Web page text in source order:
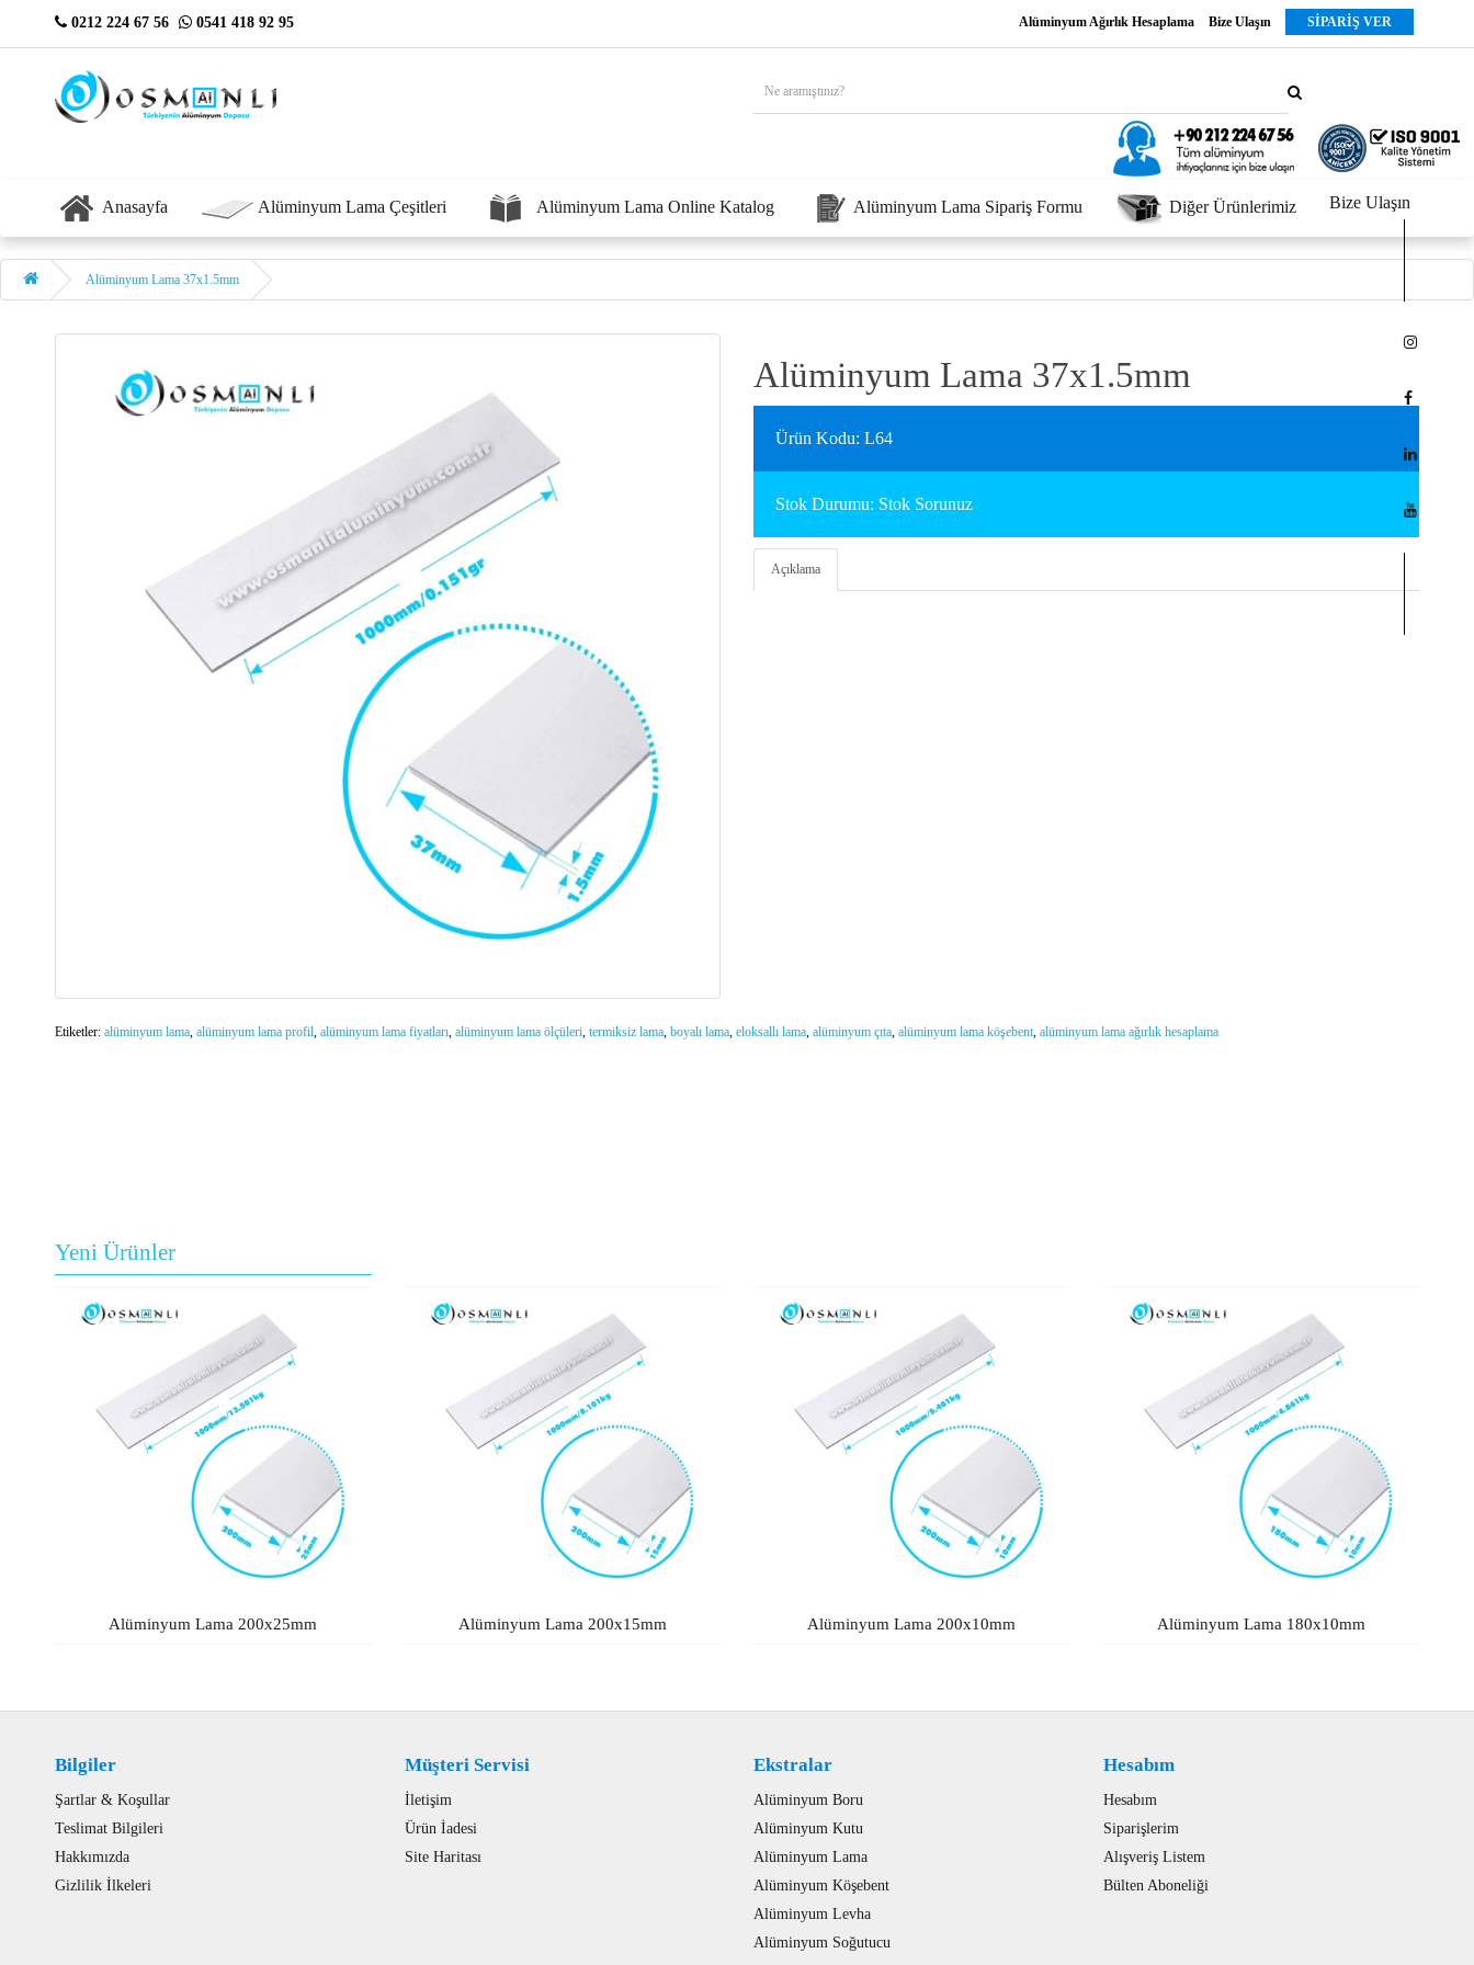
0212 224 67 56 0541 418 92 95 Alüminyum Ağırlık Hesaplama Bize Ulaşın SİPARİŞ VER
Anasayfa Alüminyum Lama Çeşitleri Alüminyum Lama Online Katalog Alüminyum Lama Sipariş Formu Diğer Ürünlerimiz Bize Ulaşın
Alüminyum Lama 37x1.5mm
Alüminyum Lama 37x1.5mm
Ürün Kodu: L64
Stok Durumu: Stok Sorunuz
Açıklama
Etiketler: alüminyum lama, alüminyum lama profil, alüminyum lama fiyatları, alüminyum lama ölçüleri, termiksiz lama, boyalı lama, eloksallı lama, alüminyum çıta, alüminyum lama köşebent, alüminyum lama ağırlık hesaplama
Yeni Ürünler
Alüminyum Lama 200x25mm Alüminyum Lama 200x15mm Alüminyum Lama 200x10mm Alüminyum Lama 180x10mm
Bilgiler
Şartlar & Koşullar
Teslimat Bilgileri
Hakkımızda
Gizlilik İlkeleri
Müşteri Servisi
İletişim
Ürün İadesi
Site Haritası
Ekstralar
Alüminyum Boru
Alüminyum Kutu
Alüminyum Lama
Alüminyum Köşebent
Alüminyum Levha
Alüminyum Soğutucu
Hesabım
Hesabım
Siparişlerim
Alışveriş Listem
Bülten Aboneliği